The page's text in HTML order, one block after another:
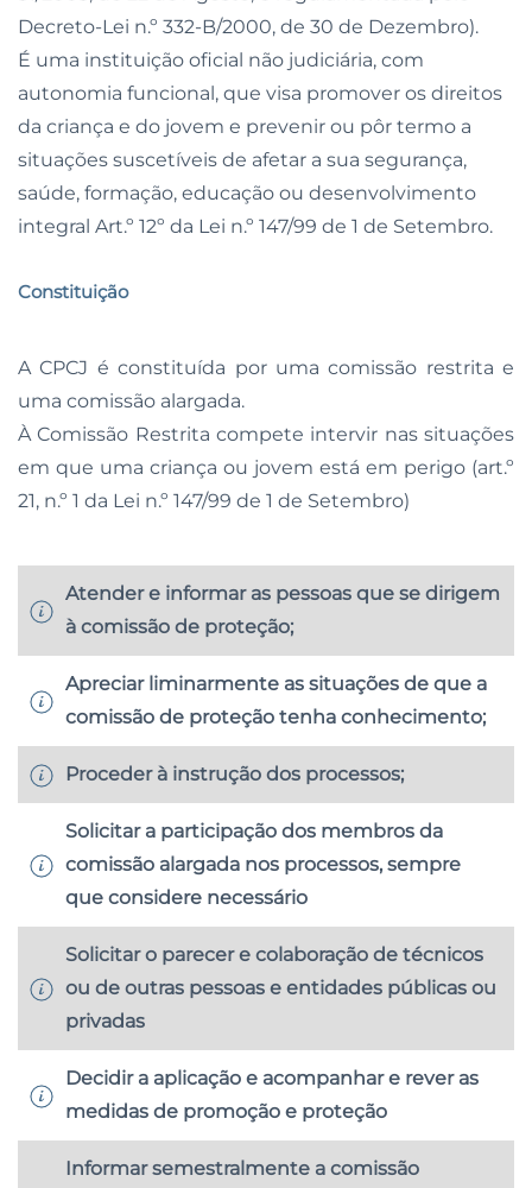
Decreto-Lei n.º 332-B/2000, de 30 de Dezembro).
É uma instituição oficial não judiciária, com
autonomia funcional, que visa promover os direitos
da criança e do jovem e prevenir ou pôr termo a
situações suscetíveis de afetar a sua segurança,
saúde, formação, educação ou desenvolvimento
integral Art.º 12º da Lei n.º 147/99 de 1 de Setembro.
Constituição
A CPCJ é constituída por uma comissão restrita e
uma comissão alargada.
À Comissão Restrita compete intervir nas situações
em que uma criança ou jovem está em perigo (art.º
21, n.º 1 da Lei n.º 147/99 de 1 de Setembro)
Atender e informar as pessoas que se dirigem
à comissão de proteção;
Apreciar liminarmente as situações de que a
comissão de proteção tenha conhecimento;
Proceder à instrução dos processos;
Solicitar a participação dos membros da
comissão alargada nos processos, sempre
que considere necessário
Solicitar o parecer e colaboração de técnicos
ou de outras pessoas e entidades públicas ou
privadas
Decidir a aplicação e acompanhar e rever as
medidas de promoção e proteção
Informar semestralmente a comissão